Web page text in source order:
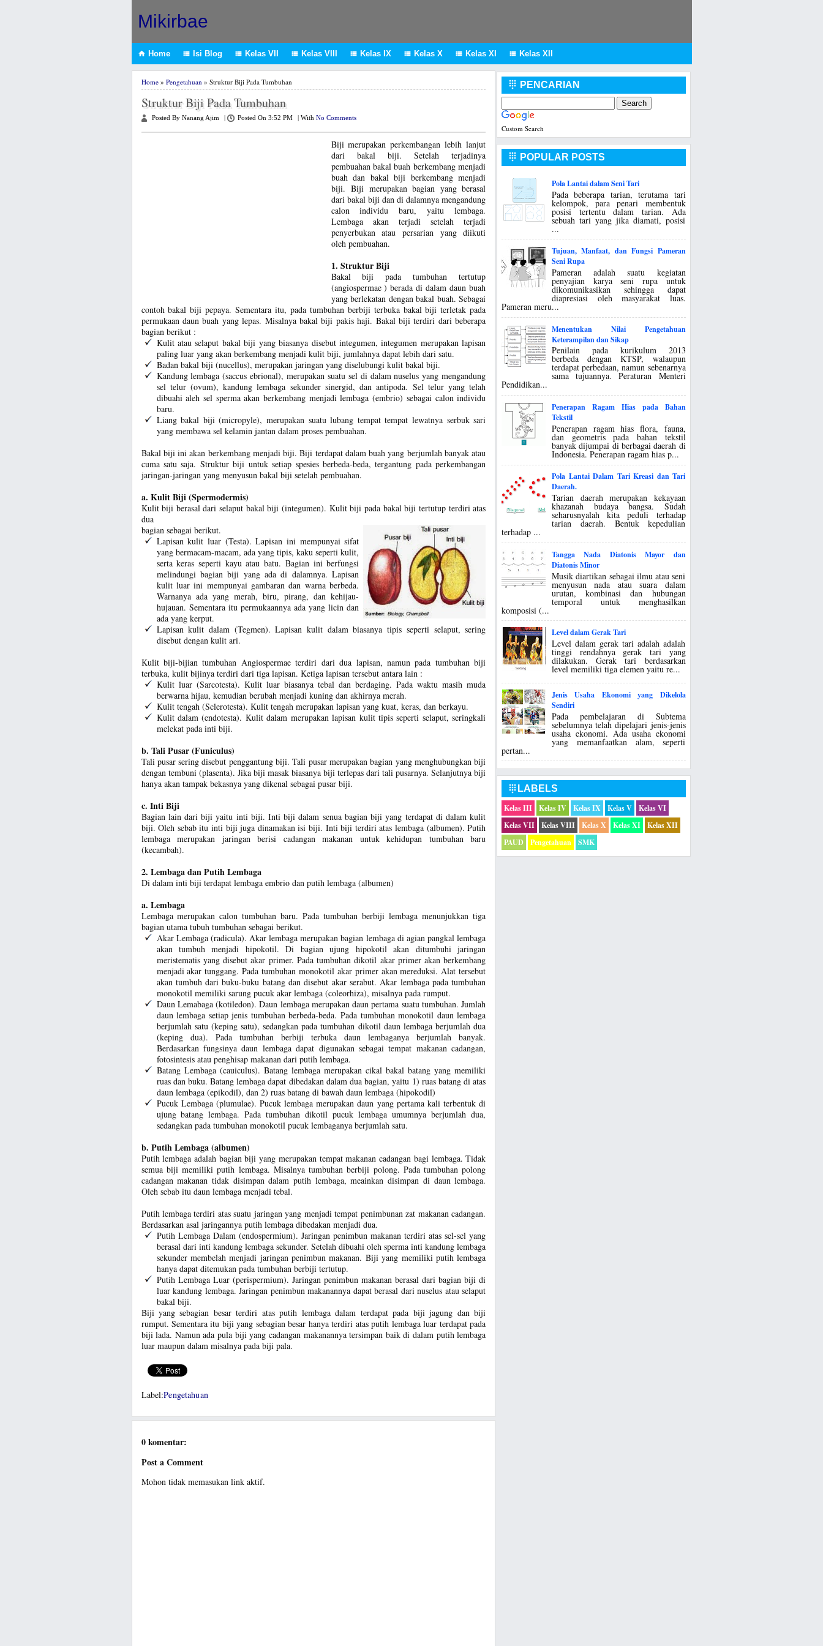
Mikirbae
 Home  Isi Blog  Kelas VII  Kelas VIII  Kelas IX  Kelas X  Kelas XI  Kelas XII
Home» Pengetahuan» Struktur Biji Pada Tumbuhan
Struktur Biji Pada Tumbuhan
Posted By Nanang Ajim Posted On 3:52 PM With No Comments
Biji merupakan perkembangan lebih lanjut
dari bakal biji. Setelah terjadinya
pembuahan bakal buah berkembang menjadi
buah dan bakal biji berkembang menjadi
biji. Biji merupakan bagian yang berasal
dari bakal biji dan di dalamnya mengandung
calon individu baru, yaitu lembaga.
Lembaga akan terjadi setelah terjadi
penyerbukan atau persarian yang diikuti
oleh pembuahan.
1. Struktur Biji
Bakal biji pada tumbuhan tertutup
(angiospermae ) berada di dalam daun buah
yang berlekatan dengan bakal buah. Sebagai
contoh bakal biji pepaya. Sementara itu, pada tumbuhan berbiji terbuka bakal biji terletak pada
permukaan daun buah yang lepas. Misalnya bakal biji pakis haji. Bakal biji terdiri dari beberapa
bagian berikut :
Kulit atau selaput bakal biji yang biasanya disebut integumen, integumen merupakan lapisan
paling luar yang akan berkembang menjadi kulit biji, jumlahnya dapat lebih dari satu.
Badan bakal biji (nucellus), merupakan jaringan yang diselubungi kulit bakal biji.
Kandung lembaga (saccus ebrional), merupakan suatu sel di dalam nuselus yang mengandung
sel telur (ovum), kandung lembaga sekunder sinergid, dan antipoda. Sel telur yang telah
dibuahi aleh sel sperma akan berkembang menjadi lembaga (embrio) sebagai calon individu
baru.
Liang bakal biji (micropyle), merupakan suatu lubang tempat tempat lewatnya serbuk sari
yang membawa sel kelamin jantan dalam proses pembuahan.
Bakal biji ini akan berkembang menjadi biji. Biji terdapat dalam buah yang berjumlah banyak atau
cuma satu saja. Struktur biji untuk setiap spesies berbeda-beda, tergantung pada perkembangan
jaringan-jaringan yang menyusun bakal biji setelah pembuahan.
a. Kulit Biji (Spermodermis)
Kulit biji berasal dari selaput bakal biji (integumen). Kulit biji pada bakal biji tertutup terdiri atas
dua
bagian sebagai berikut.
Lapisan kulit luar (Testa). Lapisan ini mempunyai sifat
yang bermacam-macam, ada yang tipis, kaku seperti kulit,
serta keras seperti kayu atau batu. Bagian ini berfungsi
melindungi bagian biji yang ada di dalamnya. Lapisan
kulit luar ini mempunyai gambaran dan warna berbeda.
Warnanya ada yang merah, biru, pirang, dan kehijau-
hujauan. Sementara itu permukaannya ada yang licin dan
ada yang kerput.
Lapisan kulit dalam (Tegmen). Lapisan kulit dalam biasanya tipis seperti selaput, sering
disebut dengan kulit ari.
Kulit biji-bijian tumbuhan Angiospermae terdiri dari dua lapisan, namun pada tumbuhan biji
terbuka, kulit bijinya terdiri dari tiga lapisan. Ketiga lapisan tersebut antara lain :
Kulit luar (Sarcotesta). Kulit luar biasanya tebal dan berdaging. Pada waktu masih muda
berwarna hijau, kemudian berubah menjadi kuning dan akhirnya merah.
Kulit tengah (Sclerotesta). Kulit tengah merupakan lapisan yang kuat, keras, dan berkayu.
Kulit dalam (endotesta). Kulit dalam merupakan lapisan kulit tipis seperti selaput, seringkali
melekat pada inti biji.
b. Tali Pusar (Funiculus)
Tali pusar sering disebut penggantung biji. Tali pusar merupakan bagian yang menghubungkan biji
dengan tembuni (plasenta). Jika biji masak biasanya biji terlepas dari tali pusarnya. Selanjutnya biji
hanya akan tampak bekasnya yang dikenal sebagai pusar biji.
c. Inti Biji
Bagian lain dari biji yaitu inti biji. Inti biji dalam senua bagian biji yang terdapat di dalam kulit
biji. Oleh sebab itu inti biji juga dinamakan isi biji. Inti biji terdiri atas lembaga (albumen). Putih
lembaga merupakan jaringan berisi cadangan makanan untuk kehidupan tumbuhan baru
(kecambah).
2. Lembaga dan Putih Lembaga
Di dalam inti biji terdapat lembaga embrio dan putih lembaga (albumen)
a. Lembaga
Lembaga merupakan calon tumbuhan baru. Pada tumbuhan berbiji lembaga menunjukkan tiga
bagian utama tubuh tumbuhan sebagai berikut.
Akar Lembaga (radicula). Akar lembaga merupakan bagian lembaga di agian pangkal lembaga
akan tumbuh menjadi hipokotil. Di bagian ujung hipokotil akan ditumbuhi jaringan
meristematis yang disebut akar primer. Pada tumbuhan dikotil akar primer akan berkembang
menjadi akar tunggang. Pada tumbuhan monokotil akar primer akan mereduksi. Alat tersebut
akan tumbuh dari buku-buku batang dan disebut akar serabut. Akar lembaga pada tumbuhan
monokotil memiliki sarung pucuk akar lembaga (coleorhiza), misalnya pada rumput.
Daun Lemabaga (kotiledon). Daun lembaga merupakan daun pertama suatu tumbuhan. Jumlah
daun lembaga setiap jenis tumbuhan berbeda-beda. Pada tumbuhan monokotil daun lembaga
berjumlah satu (keping satu), sedangkan pada tumbuhan dikotil daun lembaga berjumlah dua
(keping dua). Pada tumbuhan berbiji terbuka daun lembaganya berjumlah banyak.
Berdasarkan fungsinya daun lembaga dapat digunakan sebagai tempat makanan cadangan,
fotosintesis atau penghisap makanan dari putih lembaga.
Batang Lembaga (cauiculus). Batang lembaga merupakan cikal bakal batang yang memiliki
ruas dan buku. Batang lembaga dapat dibedakan dalam dua bagian, yaitu 1) ruas batang di atas
daun lembaga (epikodil), dan 2) ruas batang di bawah daun lembaga (hipokodil)
Pucuk Lembaga (plumulae). Pucuk lembaga merupakan daun yang pertama kali terbentuk di
ujung batang lembaga. Pada tumbuhan dikotil pucuk lembaga umumnya berjumlah dua,
sedangkan pada tumbuhan monokotil pucuk lembaganya berjumlah satu.
b. Putih Lembaga (albumen)
Putih lembaga adalah bagian biji yang merupakan tempat makanan cadangan bagi lembaga. Tidak
semua biji memiliki putih lembaga. Misalnya tumbuhan berbiji polong. Pada tumbuhan polong
cadangan makanan tidak disimpan dalam putih lembaga, meainkan disimpan di daun lembaga.
Oleh sebab itu daun lembaga menjadi tebal.
Putih lembaga terdiri atas suatu jaringan yang menjadi tempat penimbunan zat makanan cadangan.
Berdasarkan asal jaringannya putih lembaga dibedakan menjadi dua.
Putih Lembaga Dalam (endospermium). Jaringan penimbun makanan terdiri atas sel-sel yang
berasal dari inti kandung lembaga sekunder. Setelah dibuahi oleh sperma inti kandung lembaga
sekunder membelah menjadi jaringan penimbun makanan. Biji yang memiliki putih lembaga
hanya dapat ditemukan pada tumbuhan berbiji tertutup.
Putih Lembaga Luar (perispermium). Jaringan penimbun makanan berasal dari bagian biji di
luar kandung lembaga. Jaringan penimbun makanannya dapat berasal dari nuselus atau selaput
bakal biji.
Biji yang sebagian besar terdiri atas putih lembaga dalam terdapat pada biji jagung dan biji
rumput. Sementara itu biji yang sebagian besar hanya terdiri atas putih lembaga luar terdapat pada
biji lada. Namun ada pula biji yang cadangan makanannya tersimpan baik di dalam putih lembaga
luar maupun dalam misalnya pada biji pala.
Label:Pengetahuan
0 komentar:
Post a Comment
Mohon tidak memasukan link aktif.
 PENCARIAN
Custom Search
 POPULAR POSTS
Pola Lantai dalam Seni Tari
Pada beberapa tarian, terutama tari
kelompok, para penari membentuk
posisi tertentu dalam tarian. Ada
sebuah tari yang jika diamati, posisi
...
Tujuan, Manfaat, dan Fungsi Pameran
Seni Rupa
Pameran adalah suatu kegiatan
penyajian karya seni rupa untuk
dikomunikasikan sehingga dapat
diapresiasi oleh masyarakat luas.
Pameran meru...
Menentukan Nilai Pengetahuan
Keterampilan dan Sikap
Penilain pada kurikulum 2013
berbeda dengan KTSP, walaupun
terdapat perbedaan, namun sebenarnya
sama tujuannya. Peraturan Menteri
Pendidikan...
Penerapan Ragam Hias pada Bahan
Tekstil
Penerapan ragam hias flora, fauna,
dan geometris pada bahan tekstil
banyak dijumpai di berbagai daerah di
Indonesia. Penerapan ragam hias p...
Pola Lantai Dalam Tari Kreasi dan Tari
Daerah.
Tarian daerah merupakan kekayaan
khazanah budaya bangsa. Sudah
seharusnyalah kita peduli terhadap
tarian daerah. Bentuk kepedulian
terhadap ...
Tangga Nada Diatonis Mayor dan
Diatonis Minor
Musik diartikan sebagai ilmu atau seni
menyusun nada atau suara dalam
urutan, kombinasi dan hubungan
temporal untuk menghasilkan
komposisi (...
Level dalam Gerak Tari
Level dalam gerak tari adalah adalah
tinggi rendahnya gerak tari yang
dilakukan. Gerak tari berdasarkan
level memiliki tiga elemen yaitu re...
Jenis Usaha Ekonomi yang Dikelola
Sendiri
Pada pembelajaran di Subtema
sebelumnya telah dipelajari jenis-jenis
usaha ekonomi. Ada usaha ekonomi
yang memanfaatkan alam, seperti
pertan...
 LABELS
Kelas III
Kelas IV Kelas IX Kelas V
Kelas VI
Kelas VII
Kelas VIII Kelas X Kelas XI
Kelas XII
PAUD
Pengetahuan SMK